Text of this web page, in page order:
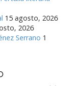
15 agosto, 2026
2026
Serrano 1